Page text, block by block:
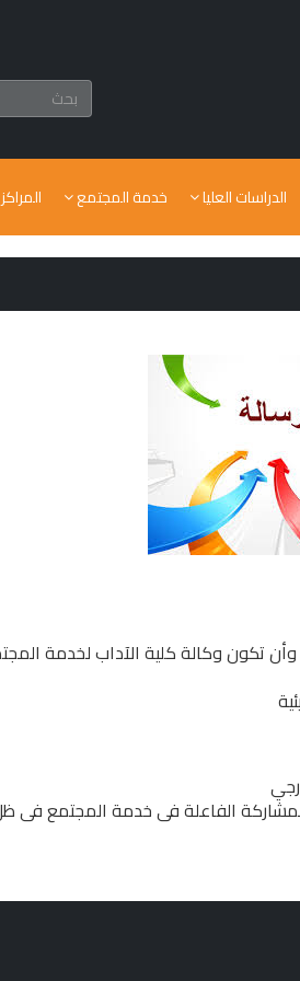
الدراسات العليا خدمة المجتمع
تكون وكالة كلية الآداب لخدمة
الفاعلة فى خدمة المجتمع فى ظل